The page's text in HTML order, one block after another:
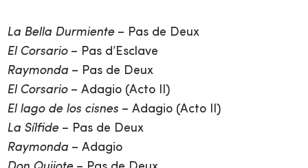
La Bella Durmiente – Pas de Deux
El Corsario– Pas d’Esclave
Raymonda – Pas de Deux
El Corsario– Adagio (Acto II)
El lago de los cisnes – Adagio (Acto II)
La Sílfide – Pas de Deux
Raymonda – Adagio